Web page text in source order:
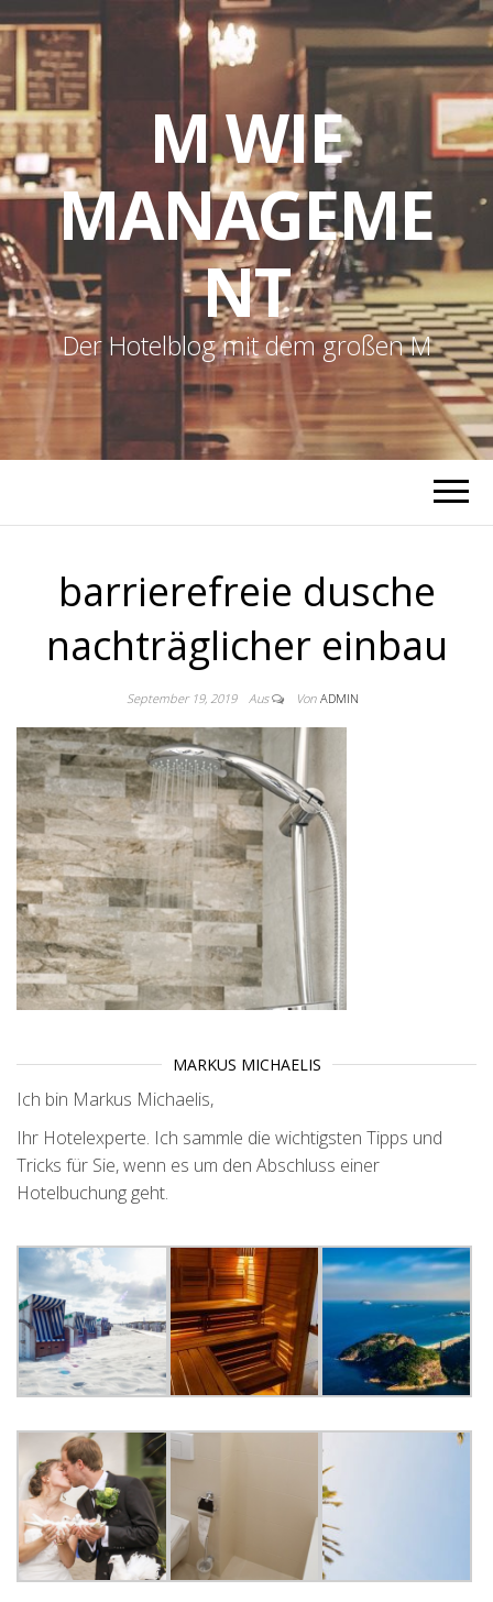
M WIE
MANAGEME
NT
Der Hotelblog mit dem großen M
barrierefreie dusche
nachträglicher einbau
September 19, 2019 Aus Von ADMIN
MARKUS MICHAELIS
Ich bin Markus Michaelis,
Ihr Hotelexperte. Ich sammle die wichtigsten Tipps und
Tricks für Sie, wenn es um den Abschluss einer
Hotelbuchung geht.